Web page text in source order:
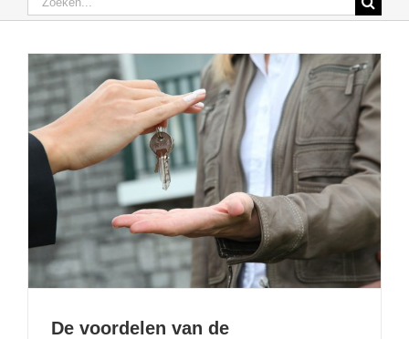
Verzekeringen Professionelen
Schade
naar:
De voordelen van de